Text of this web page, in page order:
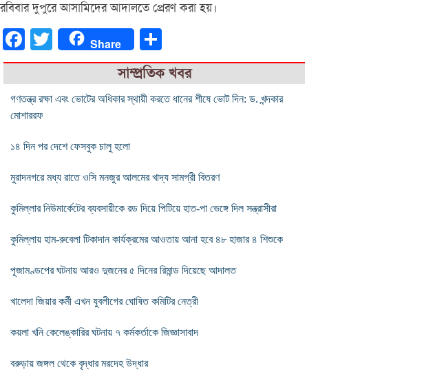
রবিবার দুপুরে আসামিদের আদালতে প্রেরণ করা হয়।
FacebookTwitter Share
সাম্প্রতিক খবর
গণতন্ত্র রক্ষা এবং ভোটের অধিকার স্থায়ী করতে ধানের শীষে ভোট দিন: ড. খন্দকার
মোশাররফ
১৪ দিন পর দেশে ফেসবুক চালু হলো
মুরাদনগরে মধ্য রাতে ওসি মনজুর আলমের খাদ্য সামগ্রী বিতরণ
কুমিল্লার নিউমার্কেটের ব্যবসায়ীকে রড দিয়ে পিটিয়ে হাত-পা ভেঙ্গে দিল সন্ত্রাসীরা
কুমিল্লায় হাম-রুবেলা টিকাদান কার্যক্রমের আওতায় আনা হবে ৪৮ হাজার ৪ শিশুকে
পূজামণ্ডপের ঘটনায় আরও দুজনের ৫ দিনের রিমান্ড দিয়েছে আদালত
খালেদা জিয়ার কর্মী এখন যুবলীগের ঘোষিত কমিটির নেত্রী
কয়লা খনি কেলেঙ্কারির ঘটনায় ৭ কর্মকর্তাকে জিজ্ঞাসাবাদ
বরুড়ায় জঙ্গল থেকে বৃদ্ধার মরদেহ উদ্ধার